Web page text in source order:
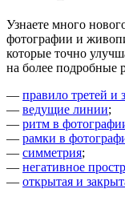
Узнаете много
фотографии и
которые точно
на более подробные
— правило третей и
— ведущие линии;
— ритм в
— рамки в
— симметрия;
— негативное
— открытая и